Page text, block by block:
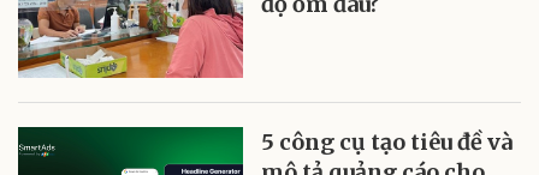
5 công cụ tạo tiêu đề và